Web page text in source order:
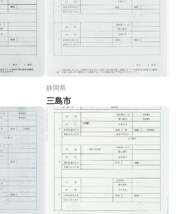
静岡県
三島市